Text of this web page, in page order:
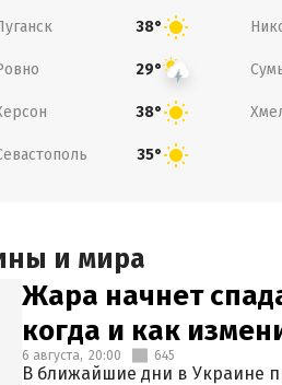
38°
29°
38°
35°
и мира
Жара начнет
когда и как
6 августа, 20:00 645
В ближайшие дни в Украине